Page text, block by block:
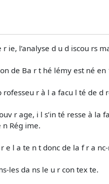
r ie, l’analyse d u d iscou rs
de Ba r t hé lémy est né
rofesseu r à l a facu l té de d
r age, i l s’in té resse à
n Rég ime.
e l a te n t donc de la f r a
les da ns le u r con tex te.